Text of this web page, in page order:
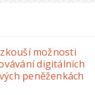
možnosti
digitálních
peněženkách